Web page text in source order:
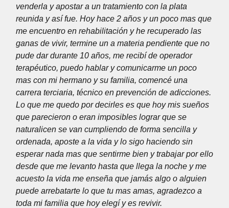
venderla y apostar a un tratamiento con la plata
reunida y así fue. Hoy hace 2 años y un poco mas que
me encuentro en rehabilitación y he recuperado las
ganas de vivir, termine un a materia pendiente que no
pude dar durante 10 años, me recibí de operador
terapéutico, puedo hablar y comunicarme un poco
mas con mi hermano y su familia, comencé una
carrera terciaria, técnico en prevención de adicciones.
Lo que me quedo por decirles es que hoy mis sueños
que parecieron o eran imposibles lograr que se
naturalicen se van cumpliendo de forma sencilla y
ordenada, aposte a la vida y lo sigo haciendo sin
esperar nada mas que sentirme bien y trabajar por ello
desde que me levanto hasta que llega la noche y me
acuesto la vida me enseña que jamás algo o alguien
puede arrebatarte lo que tu mas amas, agradezco a
toda mi familia que hoy elegí y es revivir.